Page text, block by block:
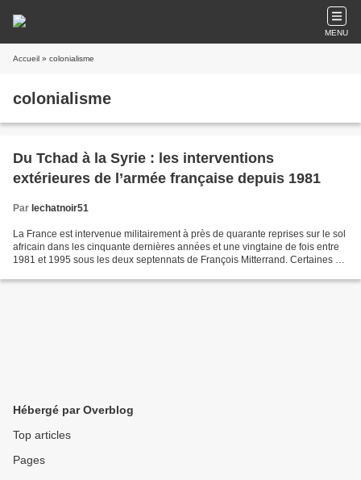
MENU
Accueil » colonialisme
colonialisme
Du Tchad à la Syrie : les interventions
extérieures de l’armée française depuis 1981
Par lechatnoir51
La France est intervenue militairement à près de quarante reprises sur le sol
africain dans les cinquante dernières années et une vingtaine de fois entre
1981 et 1995 sous les deux septennats de François Mitterrand. Certaines de
Hébergé par Overblog
Top articles
Pages